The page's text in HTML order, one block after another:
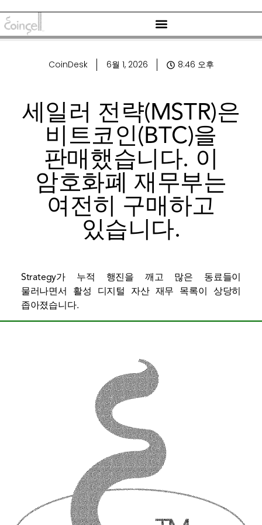
CoinDesk 6월 1, 2026 8:46 오후
세일러 전략(MSTR)은
비트코인(BTC)을
판매했습니다. 이
암호화폐 재무부는
여전히 구매하고
있습니다.
Strategy가 누적 행진을 깨고 많은 동료들이
물러나면서 활성 디지털 자산 재무 목록이 상당히
좁아졌습니다.